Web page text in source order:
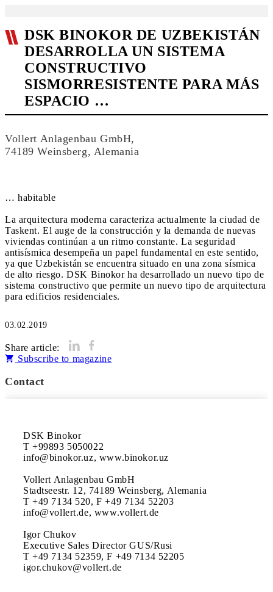
DSK BINOKOR DE UZBEKISTÁN
DESARROLLA UN SISTEMA
CONSTRUCTIVO
SISMORRESISTENTE PARA MÁS
ESPACIO …
Vollert Anlagenbau GmbH,
74189 Weinsberg, Alemania
… habitable
La arquitectura moderna caracteriza actualmente la ciudad de
Taskent. El auge de la construcción y la demanda de nuevas
viviendas continúan a un ritmo constante. La seguridad
antisísmica desempeña un papel fundamental en este sentido,
ya que Uzbekistán se encuentra situado en una zona sísmica
de alto riesgo. DSK Binokor ha desarrollado un nuevo tipo de
sistema constructivo que permite un nuevo tipo de arquitectura
para edificios residenciales.
03.02.2019
Share article:
Subscribe to magazine
Contact
DSK Binokor
T +99893 5050022
info@binokor.uz, www.binokor.uz
Vollert Anlagenbau GmbH
Stadtseestr. 12, 74189 Weinsberg, Alemania
T +49 7134 520, F +49 7134 52203
info@vollert.de, www.vollert.de
Igor Chukov
Executive Sales Director GUS/Rusi
T +49 7134 52359, F +49 7134 52205
igor.chukov@vollert.de